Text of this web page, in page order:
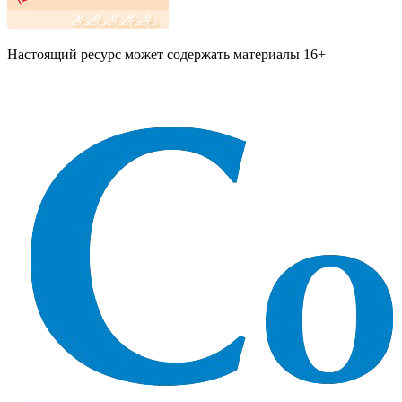
Настоящий ресурс может содержать материалы 16+